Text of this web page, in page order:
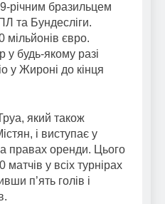
річним бразильцем
та Бундесліги.
мільйонів євро.
у будь-якому разі
у Жироні до кінця
який також
і виступає у
правах оренди. Цього
у всіх турнірах
п’ять голів і